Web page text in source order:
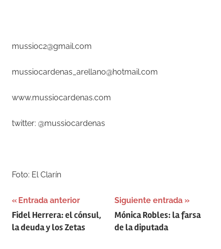
mussioc2@gmail.com
mussiocardenas_arellano@hotmail.com
www.mussiocardenas.com
twitter: @mussiocardenas
Foto: El Clarín
Navegación
de
Entrada anterior
Fidel Herrera: el cónsul,
la deuda y los Zetas
Siguiente entrada
Mónica Robles: la farsa
de la diputada